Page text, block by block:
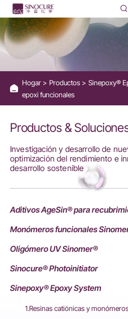
Otras
resinas
epoxi
funcionales
Hogar Productos Sinepoxy®
epoxi funcionales
Productos &
Investigación y desarrollo de
optimización del rendimiento e
desarrollo sostenible
Aditivos AgeSin® para
Monómeros funcionales
Oligómero UV Sinomer®
Sinocure® Photoinitiator
Sinepoxy® Epoxy System
1.Resinas catiónicas y